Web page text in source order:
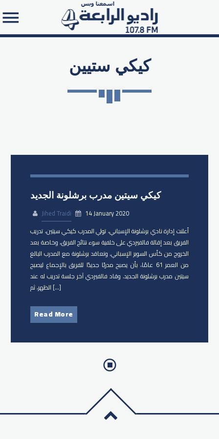
كيكي ستيين
كيكي سيتين مدرب برشلونة الجديد
Jihed Traidi
14 January 2020
أعلنت إدارة نادي برشلونة الإسباني، تولي المدرب كيكي سيتين، تدريب
الفريق بعد إقالة فالفيردي على خلفية سوء نتائج الفريق، وخاصة بعد
الخروج من كأس السوبر الإسباني. وتعاقد برشلونة مع المدرب البالغ
من العمر 61 عامًا، بأن يصبح مدربًا جديدًا للفريق بالإجماع ليصبح
سيتين مدرب برشلونة الجديد. وقاد فالفيردي آخر جلسة تدريب له عند
الظهر، ثم […]
Read More